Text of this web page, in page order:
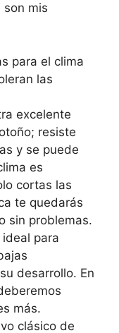
son mis
para el clima
las
excelente
resiste
y se puede
es
cortas las
te quedarás
sin problemas.
para
desarrollo. En
más.
clásico de